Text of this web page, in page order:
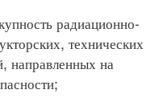
радиационно-
технических
направленных на